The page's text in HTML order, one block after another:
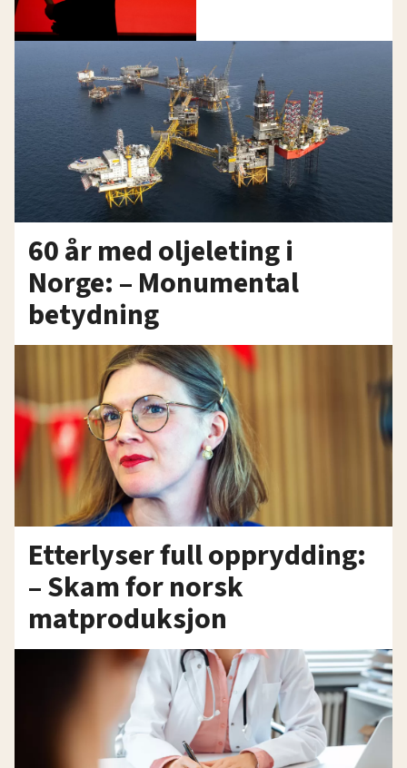
60 år med oljeleting i
Norge: – Monumental
betydning
Etterlyser full opprydding:
– Skam for norsk
matproduksjon